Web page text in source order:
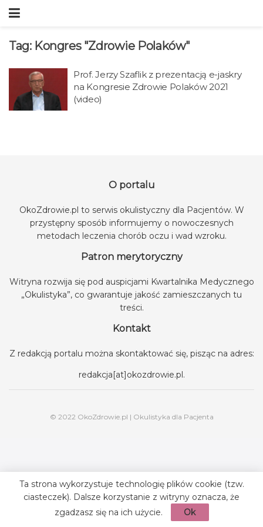
Tag: Kongres "Zdrowie Polaków"
Prof. Jerzy Szaflik z prezentacją e-jaskry
na Kongresie Zdrowie Polaków 2021
(video)
O portalu
OkoZdrowie.pl to serwis okulistyczny dla Pacjentów. W
przystępny sposób informujemy o nowoczesnych
metodach leczenia chorób oczu i wad wzroku.
Patron merytoryczny
Witryna rozwija się pod auspicjami Kwartalnika Medycznego
„Okulistyka”, co gwarantuje jakość zamieszczanych tu
treści.
Kontakt
Z redakcją portalu można skontaktować się, pisząc na adres:
redakcja[at]okozdrowie.pl.
© 2022 OkoZdrowie.pl | Okulistyka dla Pacjenta
Ta strona wykorzystuje technologię plików cookie (tzw.
ciasteczek). Dalsze korzystanie z witryny oznacza, że
zgadzasz się na ich użycie.
Ok